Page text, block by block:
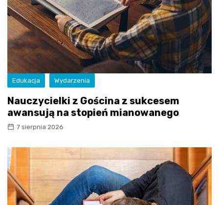
Edukacja Wydarzenia
Nauczycielki z Gościna z sukcesem
awansują na stopień mianowanego
7 sierpnia 2026